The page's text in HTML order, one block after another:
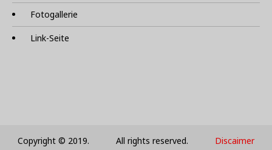
Fotogallerie
Link-Seite
Copyright © 2019. All rights reserved. Discaimer